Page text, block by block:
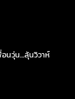
อนวุ่น…ลุ้นวิวาห์